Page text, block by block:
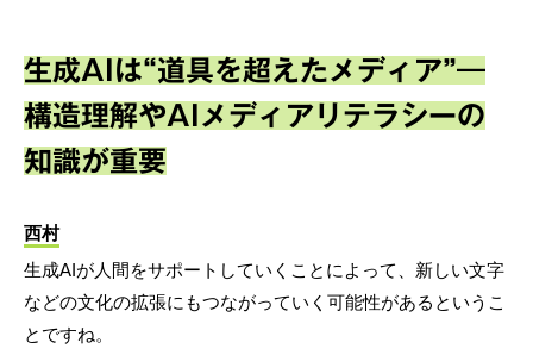
生成AIは“道具を超えたメディア”―
構造理解やAIメディアリテラシーの
知識が重要
西村
生成AIが人間をサポートしていくことによって、新しい文字
などの文化の拡張にもつながっていく可能性があるというこ
とですね。